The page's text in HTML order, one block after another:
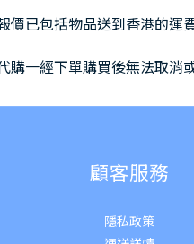
價已包括物品送到香港的運
購一經下單購買後無法取消
顧客服務
隱私政策